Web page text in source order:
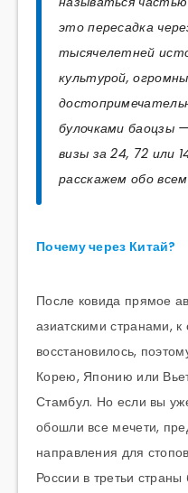
это пересадка
тысячелетней
культурой,
булочками баоцзы
визы за 24, 72 или
расскажем обо
Почему через Китай?
После ковида прямое
азиатскими странами,
восстановилось,
Корею, Японию или
Стамбул. Но если вы
обошли все мечети,
направления для
России в третьи